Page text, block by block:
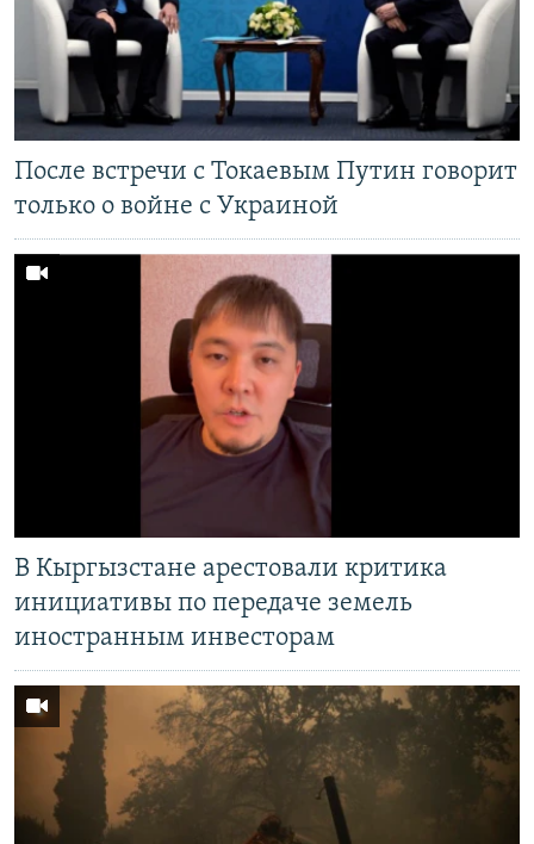
После встречи с Токаевым Путин говорит
только о войне с Украиной
В Кыргызстане арестовали критика
инициативы по передаче земель
иностранным инвесторам